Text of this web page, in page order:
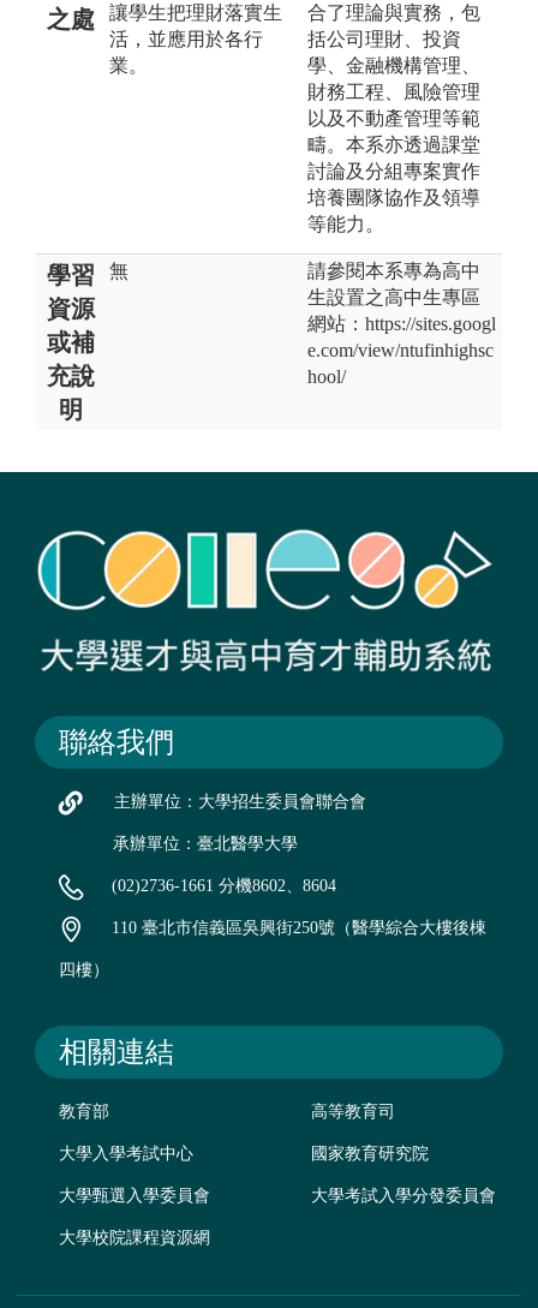
之處
讓學生把理財落實生
活，並應用於各行
業。
合了理論與實務，包
括公司理財、投資
學、金融機構管理、
財務工程、風險管理
以及不動產管理等範
疇。本系亦透過課堂
討論及分組專案實作
培養團隊協作及領導
等能力。
學習
資源
或補
充說
明
無
請參閱本系專為高中
生設置之高中生專區
網站：https://sites.googl
e.com/view/ntufinhighsc
hool/
聯絡我們
主辦單位：大學招生委員會聯合會
承辦單位：臺北醫學大學
(02)2736-1661 分機8602、8604
110 臺北市信義區吳興街250號（醫學綜合大樓後棟
四樓）
相關連結
教育部 高等教育司
大學入學考試中心 國家教育研究院
大學甄選入學委員會 大學考試入學分發委員會
大學校院課程資源網